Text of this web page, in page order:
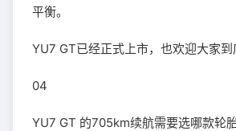
平衡。
YU7 GT已经正式上市，也欢迎大家到
04
YU7 GT 的705km续航需要选哪款轮